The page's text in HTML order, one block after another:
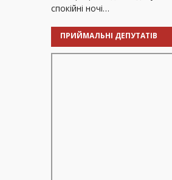
спокійні ночі…
ПРИЙМАЛЬНІ ДЕПУТАТІВ